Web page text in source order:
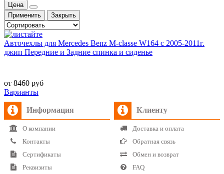
Цена
Применить
Закрыть
Авточехлы для Mercedes Benz M-classe W164 с 2005-2011г.
джип Передние и Задние спинка и сиденье
от 8460 руб
Варианты
Информация
О компании
Контакты
Сертификаты
Реквизиты
Клиенту
Доставка и оплата
Обратная связь
Обмен и возврат
FAQ